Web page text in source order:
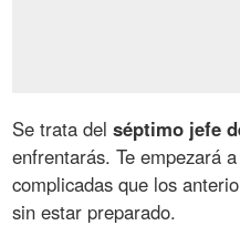
Se trata delséptimo jefe
enfrentarás. Te empezará
complicadas que los
sin estar preparado.